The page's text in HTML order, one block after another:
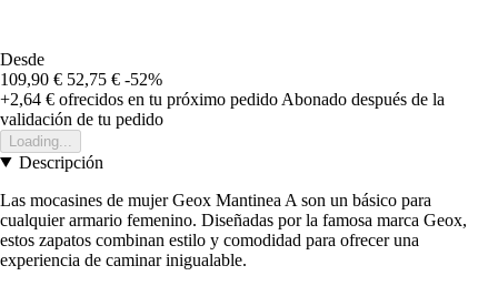
Desde
109,90 € 52,75 € -52%
+2,64 € ofrecidos en tu próximo pedido Abonado después de la
validación de tu pedido
Loading...
Descripción
Las mocasines de mujer Geox Mantinea A son un básico para
cualquier armario femenino. Diseñadas por la famosa marca Geox,
estos zapatos combinan estilo y comodidad para ofrecer una
experiencia de caminar inigualable.